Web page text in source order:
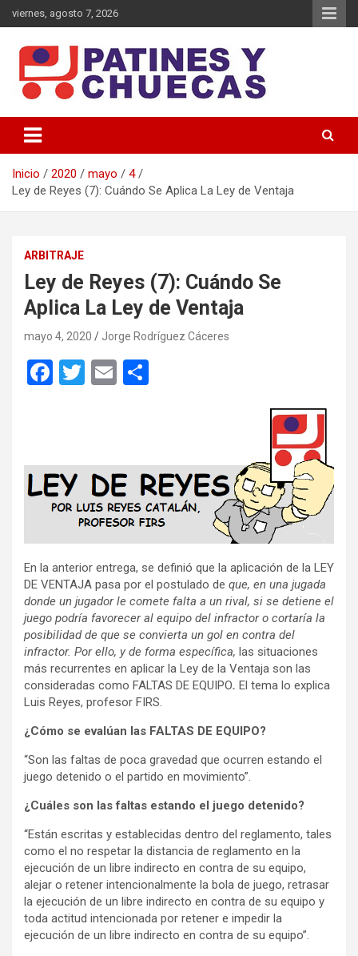
Saltar
al
viernes, agosto 7, 2026
Patines y Chuecas
Inicio 2020 mayo
4
Ley de Reyes (7): Cuándo Se Aplica La Ley de Ventaja
ARBITRAJE
Ley de Reyes (7): Cuándo Se
Aplica La Ley de Ventaja
mayo 4, 2020 Jorge Rodríguez Cáceres
F
o
o
T
E
ar
tir
En la anterior entrega, se definió que la aplicación de la LEY
DE VENTAJA pasa por el postulado de que, en una jugada
donde un jugador le comete falta a un rival, si se detiene el
juego podría favorecer al equipo del infractor o cortaría la
posibilidad de que se convierta un gol en contra del
infractor. Por ello, y de forma específica, las situaciones
más recurrentes en aplicar la Ley de la Ventaja son las
consideradas como FALTAS DE EQUIPO. El tema lo explica
Luis Reyes, profesor FIRS.
¿Cómo se evalúan las FALTAS DE EQUIPO?
“Son las faltas de poca gravedad que ocurren estando el
juego detenido o el partido en movimiento”.
¿Cuáles son las faltas estando el juego detenido?
“Están escritas y establecidas dentro del reglamento, tales
como el no respetar la distancia de reglamento en la
ejecución de un libre indirecto en contra de su equipo,
alejar o retener intencionalmente la bola de juego, retrasar
la ejecución de un libre indirecto en contra de su equipo y
toda actitud intencionada por retener e impedir la
ejecución de un libre indirecto en contra de su equipo”.